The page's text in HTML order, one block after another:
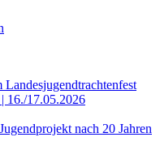
16./17.05.2026
nach 20 Jahren